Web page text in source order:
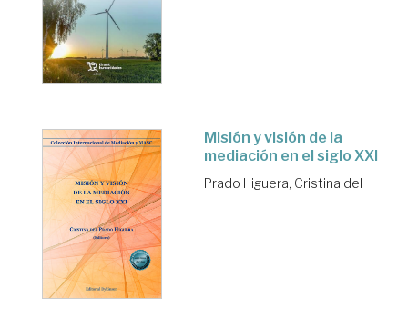
Misión y visión de la
mediación en el siglo XXI
Prado Higuera, Cristina del